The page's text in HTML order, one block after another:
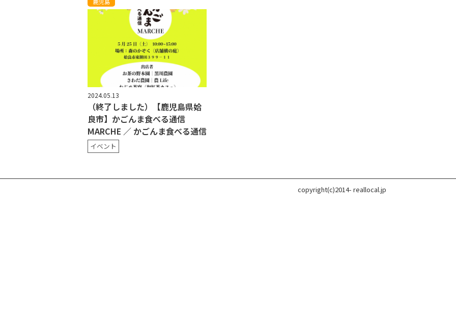
2024.05.13
（終了しました）【鹿児島県姶
良市】かごんま食べる通信
MARCHE ／ かごんま食べる通信
イベント
copyright(c)2014- reallocal.jp